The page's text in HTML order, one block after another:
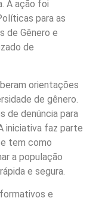
A ação foi
para as
de Gênero e
de
orientações
de gênero.
de denúncia para
iniciativa faz parte
tem como
a população
e segura.
e